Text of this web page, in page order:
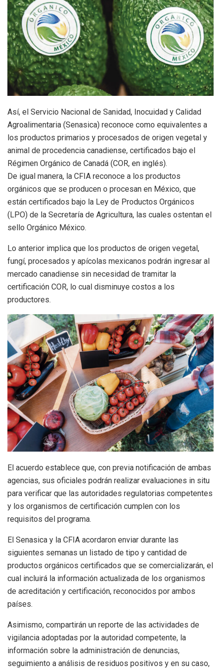
Así, el Servicio Nacional de Sanidad, Inocuidad y Calidad
Agroalimentaria (Senasica) reconoce como equivalentes a
los productos primarios y procesados de origen vegetal y
animal de procedencia canadiense, certificados bajo el
Régimen Orgánico de Canadá (COR, en inglés).
De igual manera, la CFIA reconoce a los productos
orgánicos que se producen o procesan en México, que
están certificados bajo la Ley de Productos Orgánicos
(LPO) de la Secretaría de Agricultura, las cuales ostentan el
sello Orgánico México.
Lo anterior implica que los productos de origen vegetal,
fungí, procesados y apícolas mexicanos podrán ingresar al
mercado canadiense sin necesidad de tramitar la
certificación COR, lo cual disminuye costos a los
productores.
El acuerdo establece que, con previa notificación de ambas
agencias, sus oficiales podrán realizar evaluaciones in situ
para verificar que las autoridades regulatorias competentes
y los organismos de certificación cumplen con los
requisitos del programa.
El Senasica y la CFIA acordaron enviar durante las
siguientes semanas un listado de tipo y cantidad de
productos orgánicos certificados que se comercializarán, el
cual incluirá la información actualizada de los organismos
de acreditación y certificación, reconocidos por ambos
países.
Asimismo, compartirán un reporte de las actividades de
vigilancia adoptadas por la autoridad competente, la
información sobre la administración de denuncias,
seguimiento a análisis de residuos positivos y en su caso,